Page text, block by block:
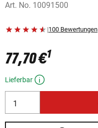
Art. No. 10091500
|100 Bewertungen
77,70 €1
Lieferbar